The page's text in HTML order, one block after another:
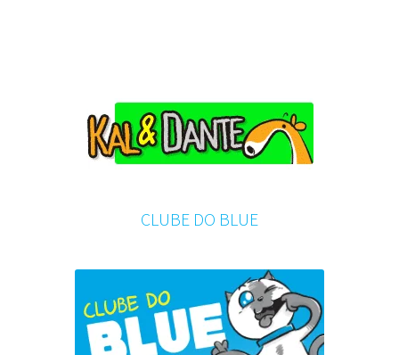
CLUBE DO BLUE